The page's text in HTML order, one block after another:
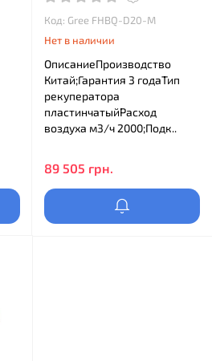
Код: Gree FHBQ-D20-M
Нет в наличии
ОписаниеПроизводство
Китай;Гарантия 3 годаТип
рекуператора
пластинчатыйРасход
воздуха м3/ч 2000;Подк..
89 505 грн.